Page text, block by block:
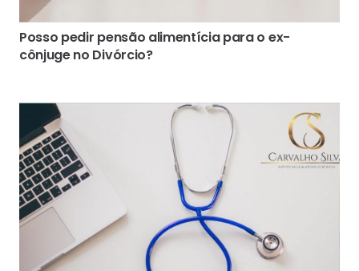
Posso pedir pensão alimentícia para o ex-
cônjuge no Divórcio?